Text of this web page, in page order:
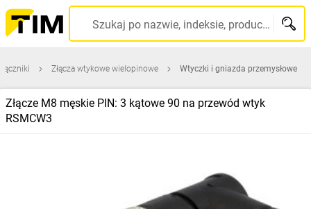
Szukaj po nazwie, indeksie, producencie, kodzie kreskowym...
Złącza wtykowe wielopinowe Wtyczki i gniazda przemysłowe
Złącze M8 męskie PIN: 3 kątowe 90 na przewód wtyk
RSMCW3